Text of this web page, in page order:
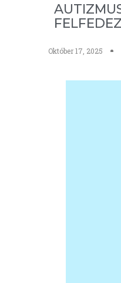
Október 17, 2025